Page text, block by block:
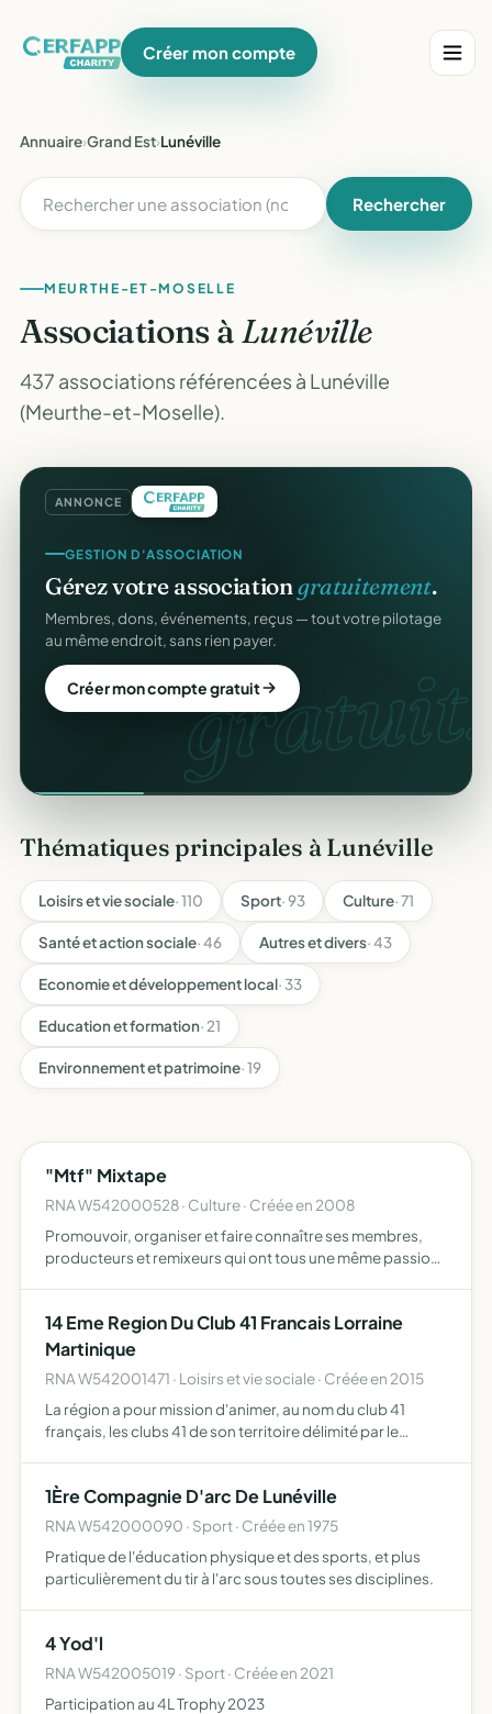
Créer mon compte
Annuaire›Grand Est›Lunéville
Rechercher
MEURTHE-ET-MOSELLE
Associations àLunéville
437 associations référencées à Lunéville
(Meurthe-et-Moselle).
ANNONCE
gratuit.
GESTION D'ASSOCIATION
Gérez votre associationgratuitement.
Membres, dons, événements, reçus — tout votre pilotage
au même endroit, sans rien payer.
Créer mon compte gratuit
Thématiques principales à Lunéville
Loisirs et vie sociale· 110 Sport· 93 Culture· 71
Santé et action sociale· 46 Autres et divers· 43
Economie et développement local· 33
Education et formation· 21
Environnement et patrimoine· 19
"Mtf" Mixtape
RNA W542000528 · Culture · Créée en 2008
Promouvoir, organiser et faire connaître ses membres,
producteurs et remixeurs qui ont tous une même passion
la…
14 Eme Region Du Club 41 Francais Lorraine
Martinique
RNA W542001471 · Loisirs et vie sociale · Créée en 2015
La région a pour mission d'animer, au nom du club 41
français, les clubs 41 de son territoire délimité par le
1Ère Compagnie D'arc De Lunéville
RNA W542000090 · Sport · Créée en 1975
Pratique de l'éducation physique et des sports, et plus
particulièrement du tir à l'arc sous toutes ses disciplines.
4 Yod'l
RNA W542005019 · Sport · Créée en 2021
Participation au 4L Trophy 2023